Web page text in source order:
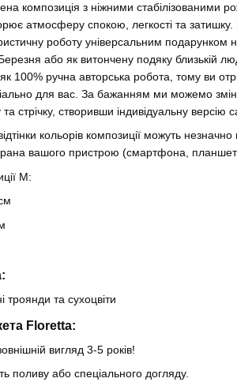
композиція з ніжними стабілізованими
атмосферу спокою, легкості та затишку.
роботу універсальним подарунком
або як витончену подяку близькій
100% ручна авторська робота, тому ви
для вас. За бажанням ми можемо
стрічку, створивши індивідуальну версію
кольорів композиції можуть незначно
вашого пристрою (смартфона,
M:
троянди та сухоцвіти
Floretta:
вигляд 3-5 років!
поливу або спеціального догляду.